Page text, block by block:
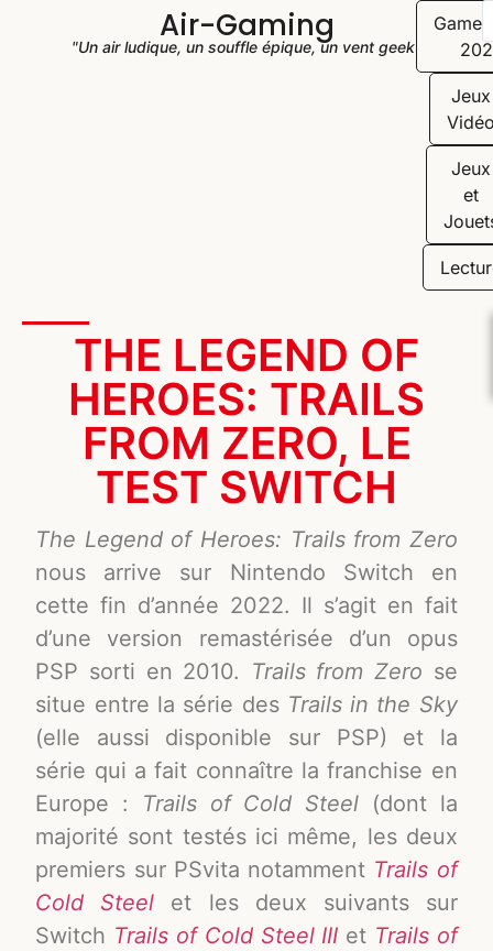
Air-Gaming
"Un air ludique, un souffle épique, un vent geek"
Jeux
Jeux
et
THE LEGEND OF
HEROES: TRAILS
FROM ZERO, LE
TEST SWITCH
The Legend of Heroes: Trails from Zero
nous arrive sur Nintendo Switch en
cette fin d’année 2022. Il s’agit en fait
d’une version remastérisée d’un opus
PSP sorti en 2010. Trails from Zero se
situe entre la série des Trails in the Sky
(elle aussi disponible sur PSP) et la
série qui a fait connaître la franchise en
Europe : Trails of Cold Steel (dont la
majorité sont testés ici même, les deux
premiers sur PSvita notamment Trails of
Cold Steel et les deux suivants sur
Switch Trails of Cold Steel III et Trails of